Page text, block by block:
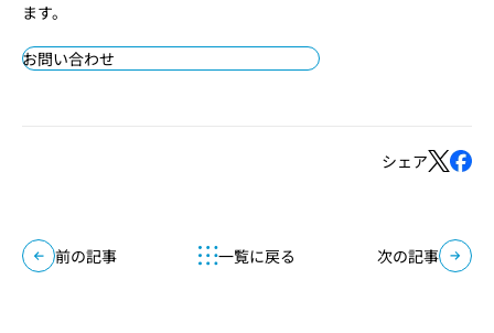
ます。
お問い合わせ
シェア
前の記事 一覧に戻る 次の記事